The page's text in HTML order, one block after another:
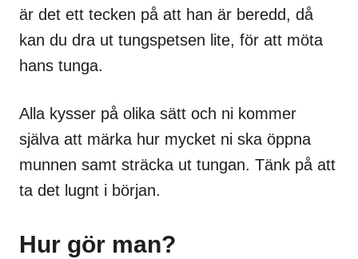
är det ett tecken på att han är beredd, då
kan du dra ut tungspetsen lite, för att möta
hans tunga.
Alla kysser på olika sätt och ni kommer
själva att märka hur mycket ni ska öppna
munnen samt sträcka ut tungan. Tänk på att
ta det lugnt i början.
Hur gör man?